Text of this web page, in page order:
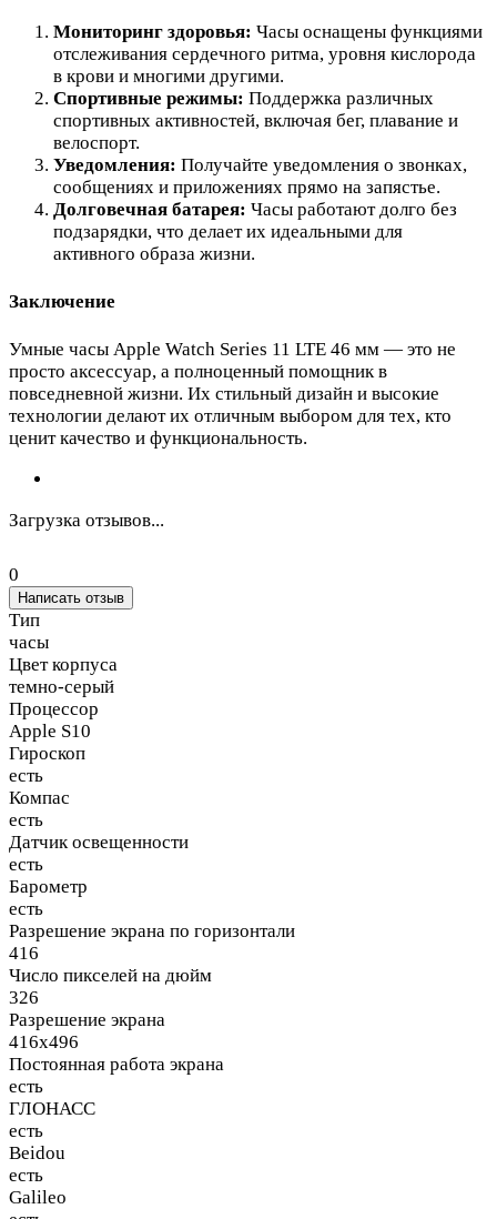
Мониторинг здоровья: Часы оснащены функциями
отслеживания сердечного ритма, уровня кислорода
в крови и многими другими.
Спортивные режимы: Поддержка различных
спортивных активностей, включая бег, плавание и
велоспорт.
Уведомления: Получайте уведомления о звонках,
сообщениях и приложениях прямо на запястье.
Долговечная батарея: Часы работают долго без
подзарядки, что делает их идеальными для
активного образа жизни.
Заключение
Умные часы Apple Watch Series 11 LTE 46 мм — это не
просто аксессуар, а полноценный помощник в
повседневной жизни. Их стильный дизайн и высокие
технологии делают их отличным выбором для тех, кто
ценит качество и функциональность.
Загрузка отзывов...
0
Написать отзыв
Тип
часы
Цвет корпуса
темно-серый
Процессор
Apple S10
Гироскоп
есть
Компас
есть
Датчик освещенности
есть
Барометр
есть
Разрешение экрана по горизонтали
416
Число пикселей на дюйм
326
Разрешение экрана
416x496
Постоянная работа экрана
есть
ГЛОНАСС
есть
Beidou
есть
Galileo